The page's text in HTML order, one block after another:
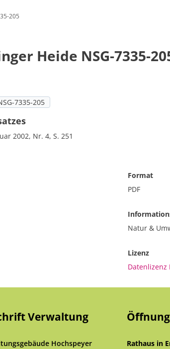
205
Heide NSG-7335-
7335-205
2002, Nr. 4, S. 251
Format
PDF
Natur &
Lizenz
Datenlizenz
Verwaltung
Hochspeyer
Rathaus in